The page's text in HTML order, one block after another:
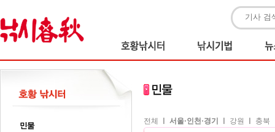
전체 서울·인천·경기 강원 충북